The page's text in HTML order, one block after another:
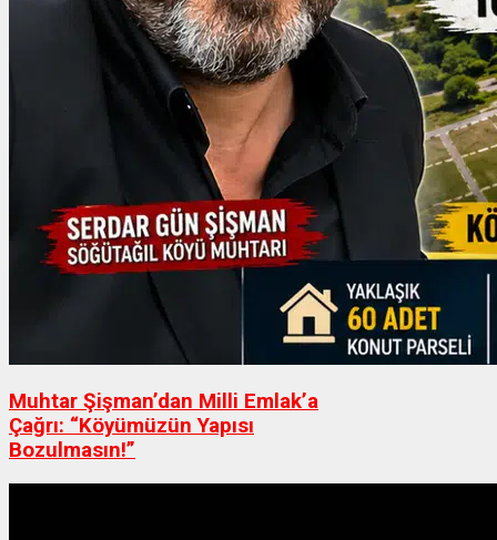
Muhtar Şişman’dan Milli Emlak’a
Çağrı: “Köyümüzün Yapısı
Bozulmasın!”